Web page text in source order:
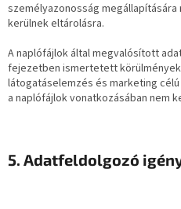
személyazonosság megállapítására
kerülnek eltárolásra.
A naplófájlok által megvalósított
fejezetben ismertetett
látogatáselemzés és marketing
a naplófájlok vonatkozásában nem
5. Adatfeldolgozó